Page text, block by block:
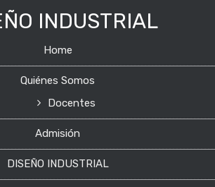
INDUSTRIAL
Home
Quiénes Somos
Docentes
Admisión
DISEÑO INDUSTRIAL